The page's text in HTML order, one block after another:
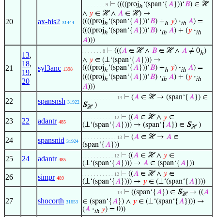
20 ax-his2 31444
. . . . . . . . 9 ⊢ ((((projℎ ‘(span‘{𝐴}))‘𝐵) ∈ ℋ
∧ 𝑦 ∈ ℋ ∧ 𝐴 ∈ ℋ) →
((((projℎ ‘(span‘{𝐴}))‘𝐵) +ℎ 𝑦) ·ih 𝐴) =
((((projℎ ‘(span‘{𝐴}))‘𝐵) ·ih 𝐴) + (𝑦 ·ih
𝐴)))
21
13,
18,
19,
20
syl3anc 1398
. . . . . . . 8 ⊢ (((𝐴 ∈ ℋ ∧ 𝐵 ∈ ℋ ∧ 𝐴 ≠ 0ℎ)
∧ 𝑦 ∈ (⊥‘(span‘{𝐴}))) →
((((projℎ ‘(span‘{𝐴}))‘𝐵) +ℎ 𝑦) ·ih 𝐴) =
((((projℎ ‘(span‘{𝐴}))‘𝐵) ·ih 𝐴) + (𝑦 ·ih
𝐴)))
22 spansnsh 31922
. . . . . . . . . . . . 13 ⊢ (𝐴 ∈ ℋ → (span‘{𝐴}) ∈
Sℋ)
23 22 adantr 485
. . . . . . . . . . . 12 ⊢ ((𝐴 ∈ ℋ ∧ 𝑦 ∈
(⊥‘(span‘{𝐴}))) → (span‘{𝐴}) ∈ Sℋ)
24 spansnid 31924
. . . . . . . . . . . . 13 ⊢ (𝐴 ∈ ℋ → 𝐴 ∈
(span‘{𝐴}))
25 24 adantr 485
. . . . . . . . . . . 12 ⊢ ((𝐴 ∈ ℋ ∧ 𝑦 ∈
(⊥‘(span‘{𝐴}))) → 𝐴 ∈ (span‘{𝐴}))
26 simpr 489
. . . . . . . . . . . 12 ⊢ ((𝐴 ∈ ℋ ∧ 𝑦 ∈
(⊥‘(span‘{𝐴}))) → 𝑦 ∈ (⊥‘(span‘{𝐴})))
27 shocorth 31653
. . . . . . . . . . . . 13 ⊢ ((span‘{𝐴}) ∈ Sℋ→ ((𝐴
∈ (span‘{𝐴}) ∧ 𝑦 ∈ (⊥‘(span‘{𝐴}))) →
(𝐴 ·ih 𝑦) = 0))